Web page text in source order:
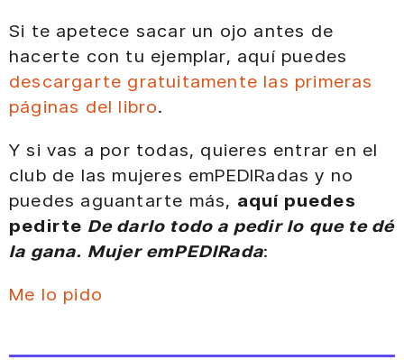
Si te apetece sacar un ojo antes de
hacerte con tu ejemplar, aquí puedes
descargarte gratuitamente las primeras
páginas del libro.
Y si vas a por todas, quieres entrar en el
club de las mujeres emPEDIRadas y no
puedes aguantarte más, aquí puedes
pedirte De darlo todo a pedir lo que te dé
la gana. Mujer emPEDIRada:
Me lo pido